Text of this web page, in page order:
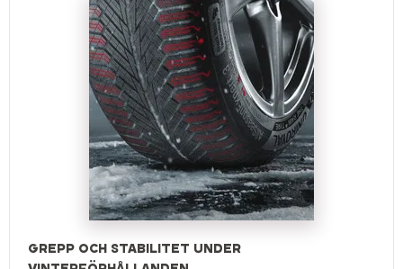
GREPP OCH STABILITET UNDER